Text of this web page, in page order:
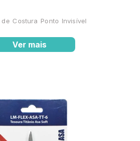
de Costura Ponto Invisível
Ver mais